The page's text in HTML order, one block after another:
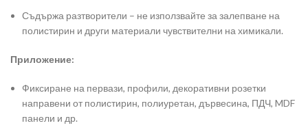
Съдържа разтворители – не използвайте за залепване на
полистирин и други материали чувствителни на химикали.
Приложение:
Фиксиране на первази, профили, декоративни розетки
направени от полистирин, полиуретан, дървесина, ПДЧ, MDF
панели и др.